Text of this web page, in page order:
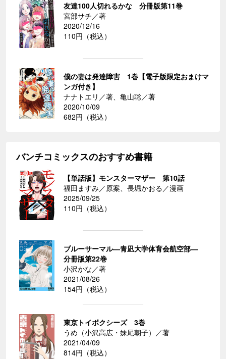
友達100人切れるかな 分冊版第11巻
宮部サチ／著
2020/12/16
110円（税込）
僕の妻は発達障害 1巻【電子版限定おまけマ
ンガ付き】
ナナトエリ／著、亀山聡／著
2020/10/09
682円（税込）
バンチコミックスのおすすめ書籍
【単話版】モンスターマザー 第10話
福田ますみ／原案、長堀かおる／漫画
2025/09/25
110円（税込）
ブルーサーマル―青凪大学体育会航空部―
分冊版第22巻
小沢かな／著
2021/08/26
154円（税込）
東京トイボクシーズ 3巻
うめ（小沢高広・妹尾朝子）／著
2021/04/09
814円（税込）